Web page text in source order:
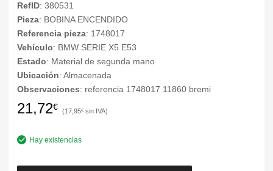
RefID: 380531
Pieza: BOBINA ENCENDIDO
Referencia pieza: 1748017
Vehículo: BMW SERIE X5 E53
Estado: Material de segunda mano
Ubicación: Almacenada
Observaciones: referencia 1748017 11860 bremi
21,72€ 17,95€
Hay existencias